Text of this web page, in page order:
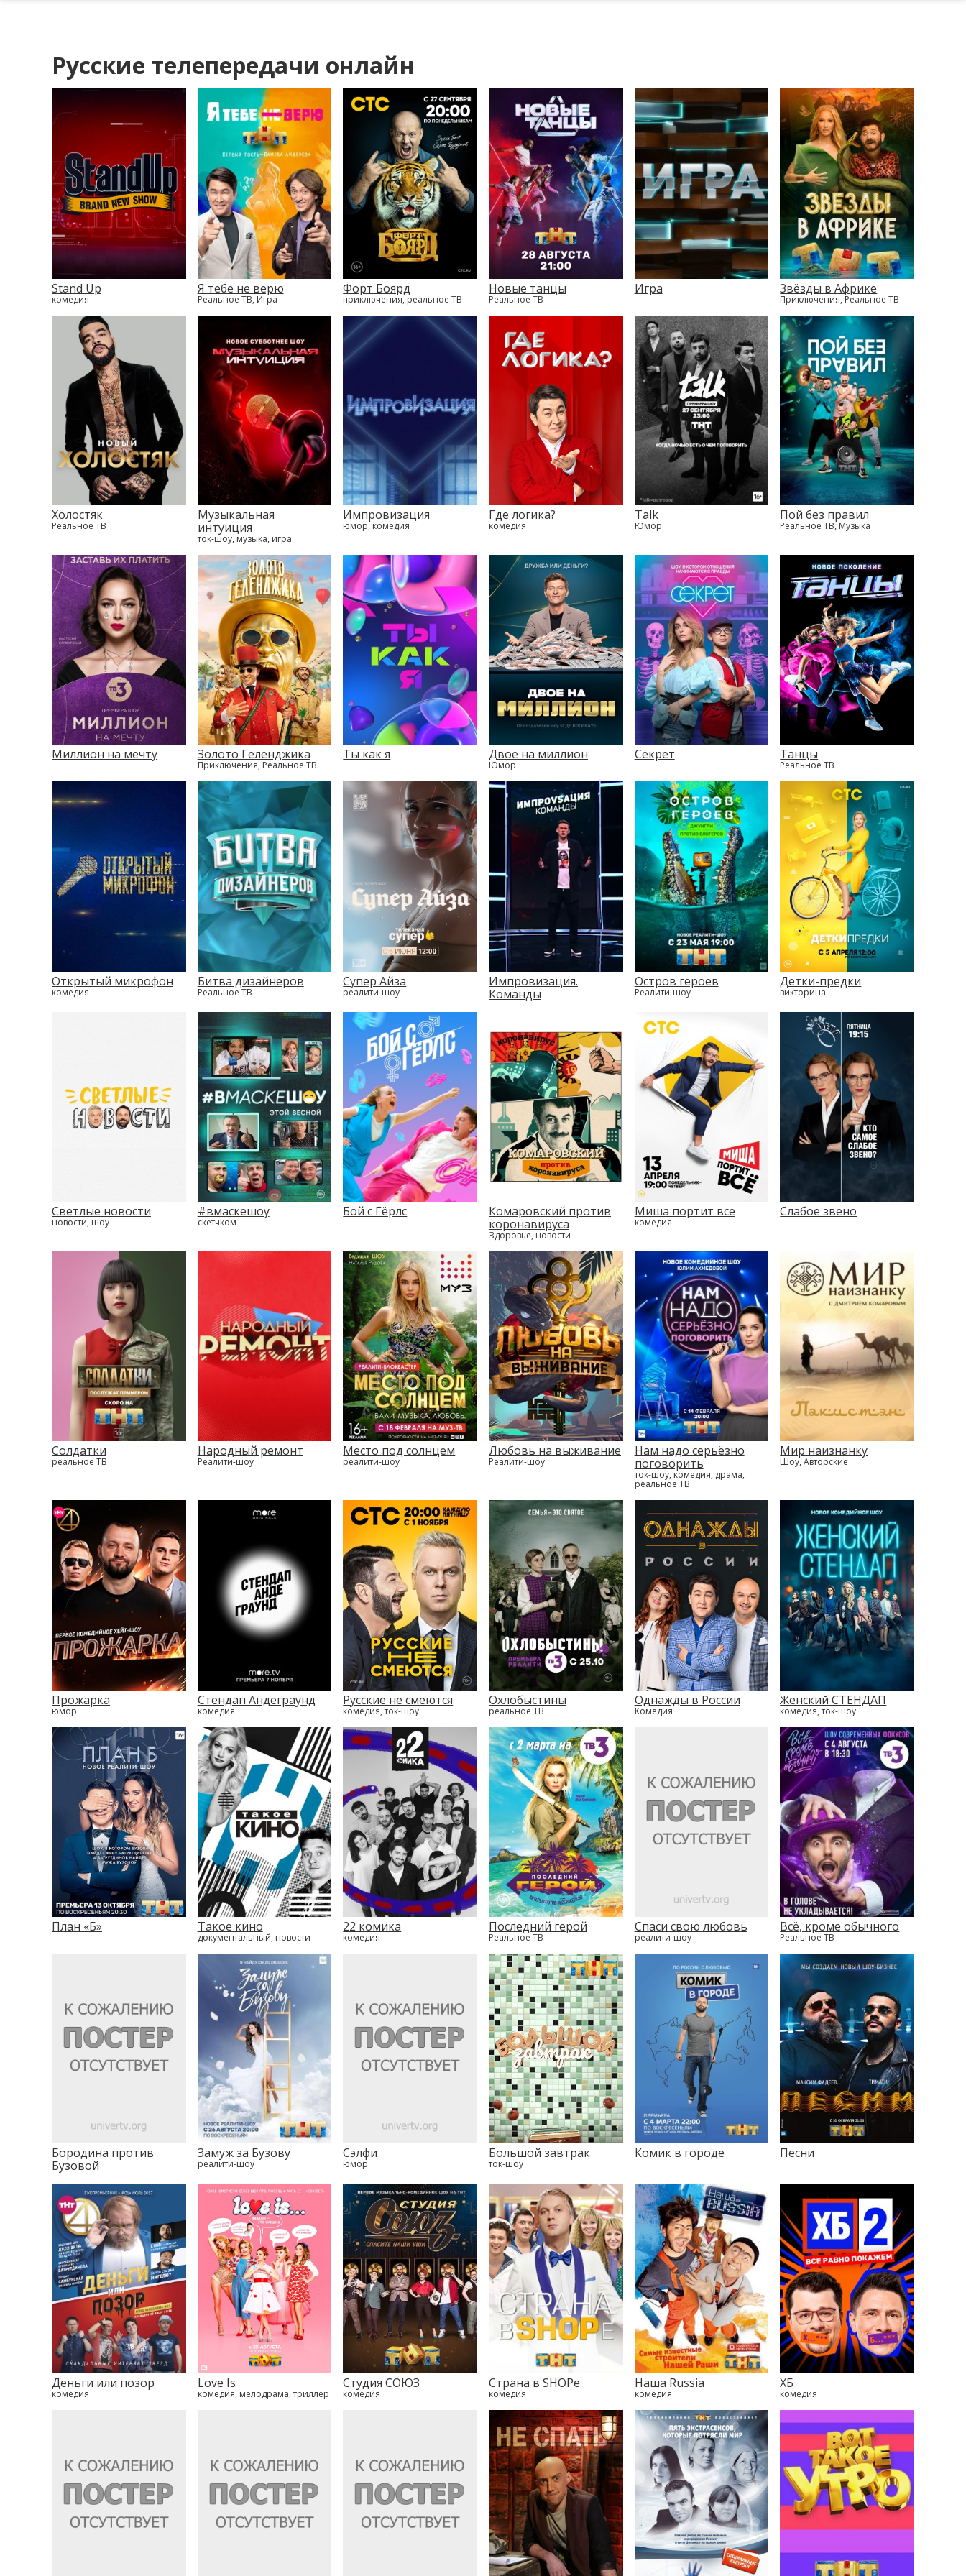
Русские телепередачи онлайн
Stand Up
комедия
Я тебе не верю
Реальное ТВ, Игра
Форт Боярд
приключения, реальное ТВ
Новые танцы
Реальное ТВ
Игра Звёзды в Африке
Приключения, Реальное ТВ
Холостяк
Реальное ТВ
Музыкальная
интуиция
ток-шоу, музыка, игра
Импровизация
юмор, комедия
Где логика?
комедия
Talk
Юмор
Пой без правил
Реальное ТВ, Музыка
Миллион на мечту Золото Геленджика
Приключения, Реальное ТВ
Ты как я Двое на миллион
Юмор
Секрет Танцы
Реальное ТВ
Открытый микрофон
комедия
Битва дизайнеров
Реальное ТВ
Супер Айза
реалити-шоу
Импровизация.
Команды
Остров героев
Реалити-шоу
Детки-предки
викторина
Светлые новости
новости, шоу
#вмаскешоу
скетчком
Бой с Гёрлс
Комаровский против
коронавируса
Здоровье, новости
Миша портит все
комедия
Слабое звено
Солдатки
реальное ТВ
Народный ремонт
Реалити-шоу
Место под солнцем
реалити-шоу
Любовь на выживание
Реалити-шоу
Нам надо серьёзно
поговорить
ток-шоу, комедия, драма,
реальное ТВ
Мир наизнанку
Шоу, Авторские
Прожарка
юмор
Стендап Андеграунд
комедия
Русские не смеются
комедия, ток-шоу
Охлобыстины
реальное ТВ
Однажды в России
Комедия
Женский СТЕНДАП
комедия, ток-шоу
План «Б» Такое кино
документальный, новости
22 комика
комедия
Последний герой
Реальное ТВ
Спаси свою любовь
реалити-шоу
Всё, кроме обычного
Реальное ТВ
Бородина против
Бузовой
Замуж за Бузову
реалити-шоу
Сэлфи
юмор
Большой завтрак
ток-шоу
Комик в городе Песни
Деньги или позор
комедия
Love Is
комедия, мелодрама, триллер
Студия СОЮЗ
комедия
Страна в SHOPе
комедия
Наша Russia
комедия
ХБ
комедия